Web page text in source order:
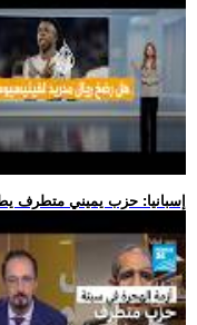
.. إسبانيا: حزب يميني متطرف